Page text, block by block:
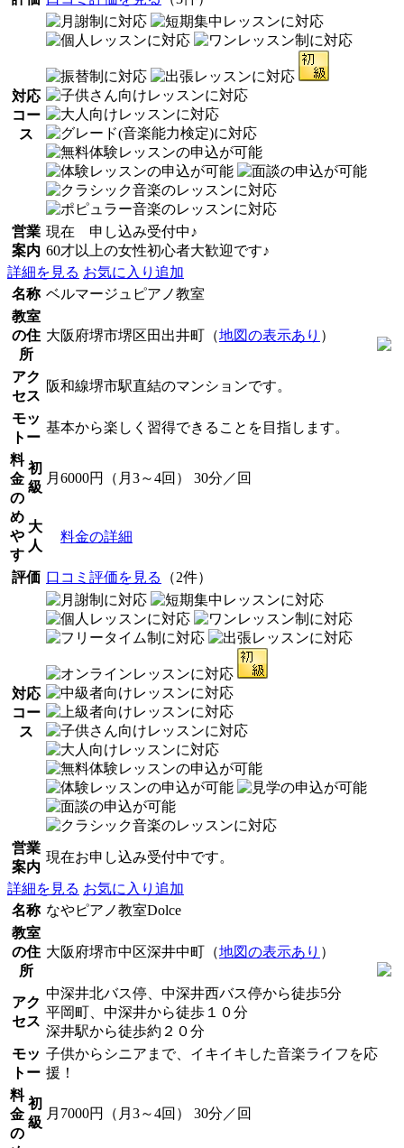
対応
コー
ス
営業
案内
現在 申し込み受付中♪
60才以上の女性初心者大歓迎です♪
詳細を見る お気に入り追加
名称 ベルマージュピアノ教室
教室
の住
所
大阪府堺市堺区田出井町（地図の表示あり ）
アク
セス
阪和線堺市駅直結のマンションです。
モッ
トー
基本から楽しく習得できることを目指します。
料
金
の
め
や
す
初
級
月6000円（月3～4回） 30分／回
大
人
料金の詳細
評価 口コミ評価を見る （2件）
対応
コー
ス
営業
案内
現在お申し込み受付中です。
詳細を見る お気に入り追加
名称 なやピアノ教室Dolce
教室
の住
所
大阪府堺市中区深井中町（地図の表示あり ）
アク
セス
中深井北バス停、中深井西バス停から徒歩5分
平岡町、中深井から徒歩１０分
深井駅から徒歩約２０分
モッ
トー
子供からシニアまで、イキイキした音楽ライフを応
援！
料
金
の
初
級
月7000円（月3～4回） 30分／回